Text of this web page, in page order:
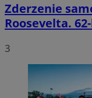
Zderzenie
Roosevelta.
3